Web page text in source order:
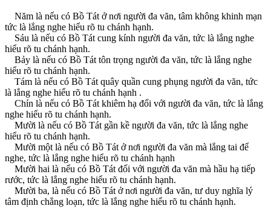
Năm là nếu có Bồ Tát ở nơi người đa văn, tâm không khinh mạn
tức là lắng nghe hiểu rõ tu chánh hạnh.
Sáu là nếu có Bồ Tát cung kính người đa văn, tức là lắng nghe
hiểu rõ tu chánh hạnh.
Bảy là nếu có Bồ Tát tôn trọng người đa văn, tức là lắng nghe
hiểu rõ tu chánh hạnh.
Tám là nếu có Bồ Tát quây quần cung phụng người đa văn, tức
là lắng nghe hiểu rõ tu chánh hạnh .
Chín là nếu có Bồ Tát khiêm hạ đối với người đa văn, tức là lắng
nghe hiểu rõ tu chánh hạnh.
Mười là nếu có Bồ Tát gần kề người đa văn, tức là lắng nghe
hiểu rõ tu chánh hạnh.
Mười một là nếu có Bồ Tát ở nơi người đa văn mà lắng tai để
nghe, tức là lắng nghe hiểu rõ tu chánh hạnh
Mười hai là nếu có Bồ Tát đối với người đa văn mà hầu hạ tiếp
rước, tức là lắng nghe hiểu rõ tu chánh hạnh.
Mười ba, là nếu có Bồ Tát ở nơi người đa văn, tư duy nghĩa lý
tâm định chẳng loạn, tức là lắng nghe hiểu rõ tu chánh hạnh.